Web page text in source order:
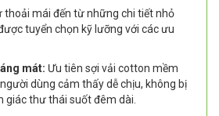
thoải mái đến từ những chi tiết nhỏ
tuyển chọn kỹ lưỡng với các ưu
mát: Ưu tiên sợi vải cotton mềm
dùng cảm thấy dễ chịu, không bị
giác thư thái suốt đêm dài.